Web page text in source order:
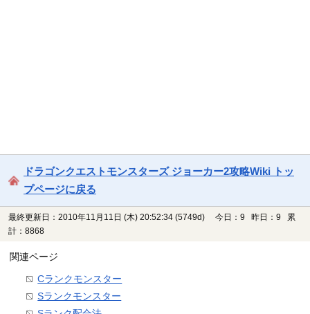
ドラゴンクエストモンスターズ ジョーカー2攻略Wiki トッ
プページに戻る
最終更新日：2010年11月11日 (木) 20:52:34 (5749d)
今日：9 昨日：9 累
計：8868
関連ページ
Cランクモンスター
Sランクモンスター